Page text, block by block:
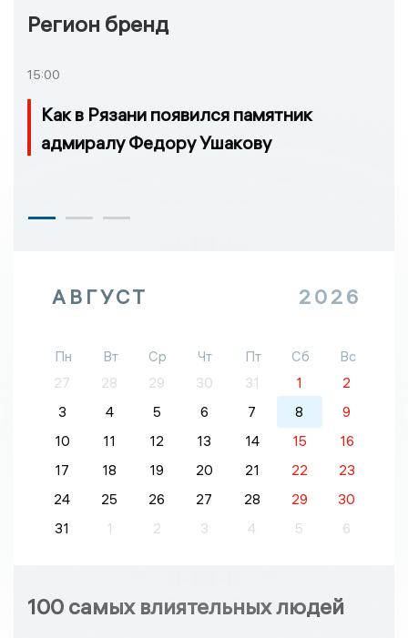
Регион бренд
15:00
Как в Рязани появился памятник
адмиралу Федору Ушакову
АВГУСТ 2026
Пн Вт Ср Чт Пт Сб
Вс
27
28 29 30 31 1
2
3
4 5 6 7 8
9
10
11 12 13 14 15
16
17
18 19 20 21 22
23
24
25 26 27 28 29
30
31
1 2 3 4 5 6
100 самых влиятельных людей